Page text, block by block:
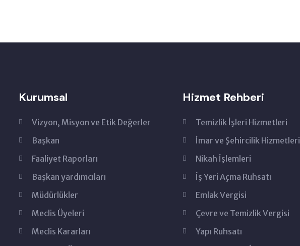
Kurumsal
Vizyon, Misyon ve Etik Değerler
Başkan
Faaliyet Raporları
Başkan yardımcıları
Müdürlükler
Meclis Üyeleri
Meclis Kararları
Hizmet Rehberi
Temizlik İşleri Hizmetleri
İmar ve Şehircilik Hizmetleri
Nikah İşlemleri
İş Yeri Açma Ruhsatı
Emlak Vergisi
Çevre ve Temizlik Vergisi
Yapı Ruhsatı